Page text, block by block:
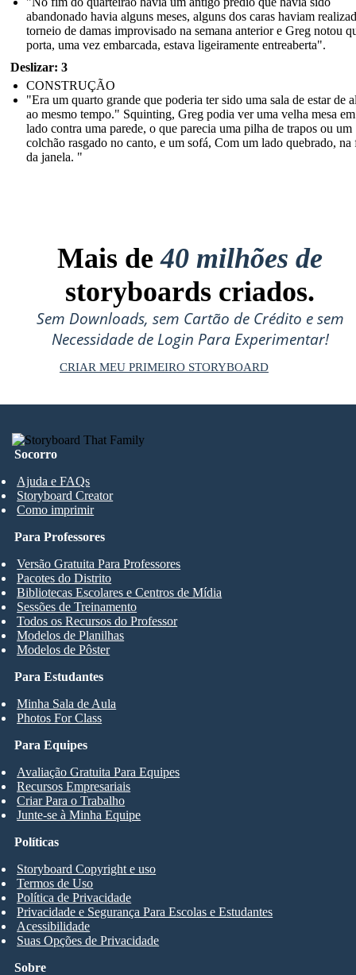
abandonado havia alguns meses, alguns dos caras haviam
torneio de damas improvisado na semana anterior e Greg notou
porta, uma vez embarcada, estava ligeiramente entreaberta".
Deslizar: 3
CONSTRUÇÃO
"Era um quarto grande que poderia ter sido uma sala de estar de
ao mesmo tempo." Squinting, Greg podia ver uma velha mesa
lado contra uma parede, o que parecia uma pilha de trapos ou um
colchão rasgado no canto, e um sofá, Com um lado quebrado, na
da janela. "
Mais de40 milhões de
storyboards criados.
Sem Downloads, sem Cartão de Crédito e sem
Necessidade de Login Para Experimentar!
CRIAR MEU PRIMEIRO STORYBOARD
Socorro
Ajuda e FAQs
Storyboard Creator
Como imprimir
Para Estudantes
Minha Sala de Aula
Photos For Class
Para Professores
Versão Gratuita Para Professores
Pacotes do Distrito
Bibliotecas Escolares e Centros de Mídia
Sessões de Treinamento
Todos os Recursos do Professor
Modelos de Planilhas
Modelos de Pôster
Para Equipes
Avaliação Gratuita Para Equipes
Recursos Empresariais
Criar Para o Trabalho
Junte-se à Minha Equipe
Sobre
Políticas
Storyboard Copyright e uso
Termos de Uso
Política de Privacidade
Privacidade e Segurança Para Escolas e Estudantes
Acessibilidade
Suas Opções de Privacidade